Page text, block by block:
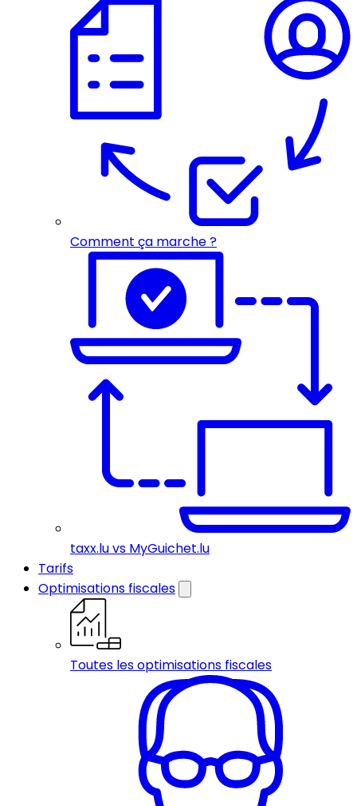
Comment ça marche ?
taxx.lu vs MyGuichet.lu
Tarifs
Optimisations fiscales
Toutes les optimisations fiscales